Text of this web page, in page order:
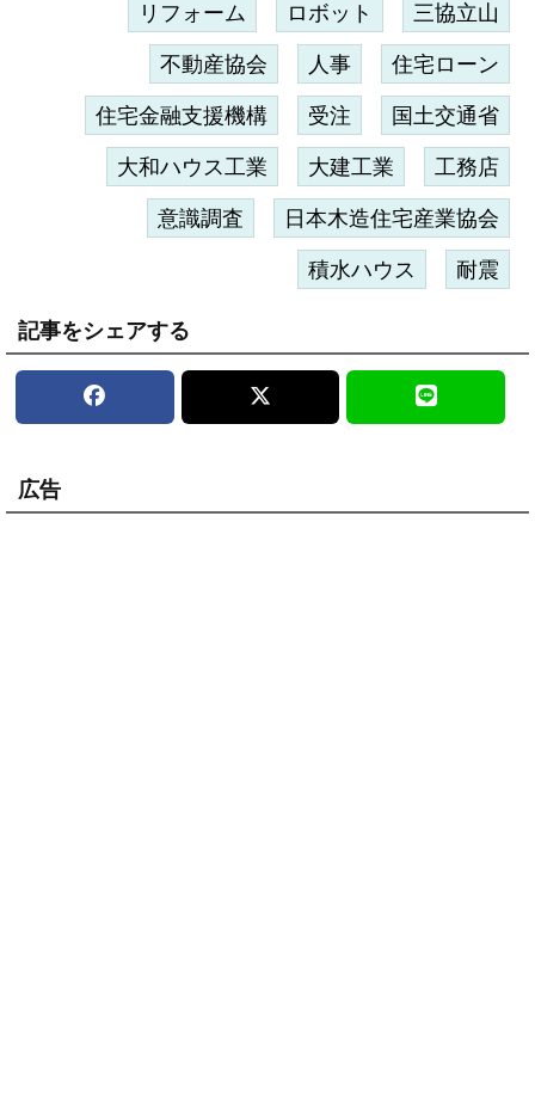
リフォーム ロボット 三協立山
不動産協会 人事 住宅ローン
住宅金融支援機構 受注 国土交通省
大和ハウス工業 大建工業 工務店
意識調査 日本木造住宅産業協会
積水ハウス 耐震
記事をシェアする
広告